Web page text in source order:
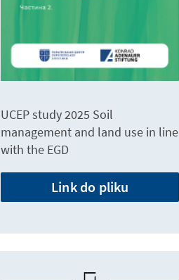
UCEP study 2025 Soil
management and land use in line
with the EGD
Link do pliku